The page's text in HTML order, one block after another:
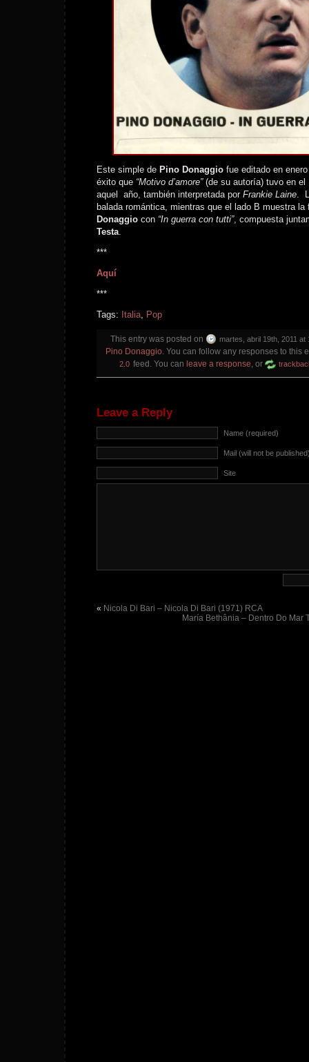
Este simple de Pino Donaggio fue editado en
éxito que “Motivo d’amore”(de su autoría) tuvo en el
aquel año, también interpretada por Frankie Laine.
balada romántica, mientras que el lado B muestra la
Donaggio con “In guerra con tutti”, compuesta
Testa.
***
Aquí
***
Tags: Italia, Pop
This entry was posted on martes, abril 19th, 2011 at
Pino Donaggio. You can follow any responses to this
2.0 feed. You can leave a response, or
Leave a Reply
Name (required)
Mail (will not be
Site
« Nicola Di Bari – Nicola Di Bari (1971) RCA
María Bethânia – Dentro Do Mar